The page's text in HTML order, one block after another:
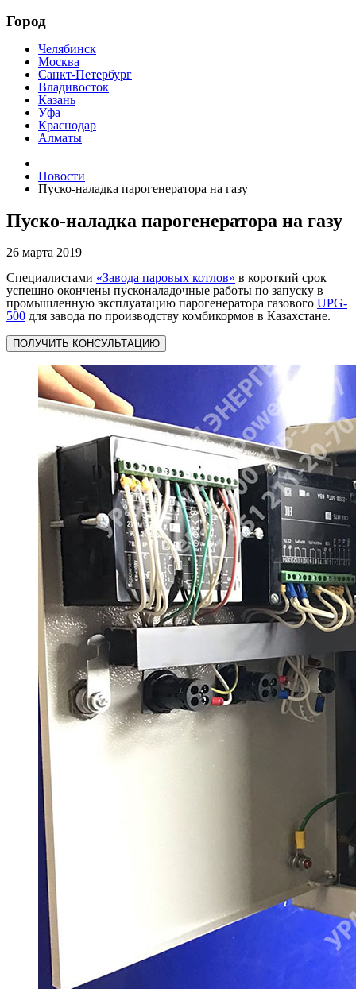
Город
Челябинск
Москва
Санкт-Петербург
Владивосток
Казань
Уфа
Краснодар
Алматы
Новости
Пуско-наладка парогенератора на газу
Пуско-наладка парогенератора на газу
26 марта 2019
Специалистами «Завода паровых котлов» в короткий срок
успешно окончены пусконаладочные работы по запуску в
промышленную эксплуатацию парогенератора газового UPG-
500 для завода по производству комбикормов в Казахстане.
ПОЛУЧИТЬ КОНСУЛЬТАЦИЮ